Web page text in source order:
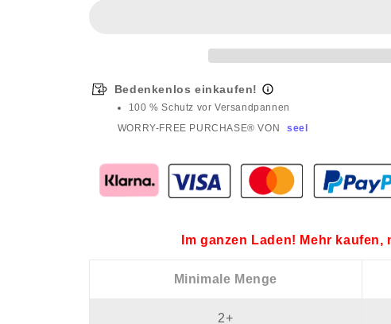
Print
Bedenkenlos einkaufen!
100 % Schutz vor Versandpannen
WORRY-FREE PURCHASE® VON
seel
Im ganzen Laden! Mehr kaufen,
Minimale Menge
2+